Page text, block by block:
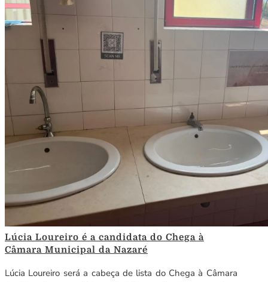
Lúcia Loureiro é a candidata do Chega à
Câmara Municipal da Nazaré
Lúcia Loureiro será a cabeça de lista do Chega à Câmara